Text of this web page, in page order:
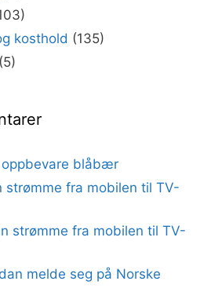
kosthold (135)
(5)
oppbevare blåbær
strømme fra mobilen til TV-
strømme fra mobilen til TV-
melde seg på Norske